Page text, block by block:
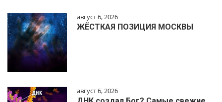
август 6, 2026
ЖЁСТКАЯ ПОЗИЦИЯ МОСКВЫ
август 6, 2026